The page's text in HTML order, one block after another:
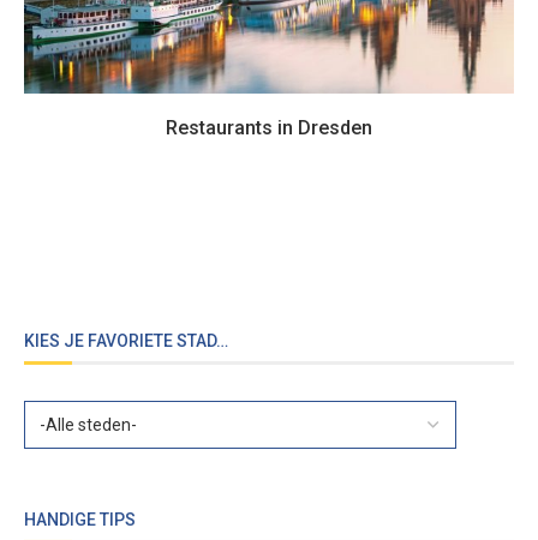
Restaurants in Dresden
KIES JE FAVORIETE STAD…
HANDIGE TIPS